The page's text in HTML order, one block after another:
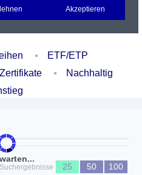
Portfolio Login
ETF/ETP
Zertifikate
Nachhaltig
25 50 100
Akzeptieren